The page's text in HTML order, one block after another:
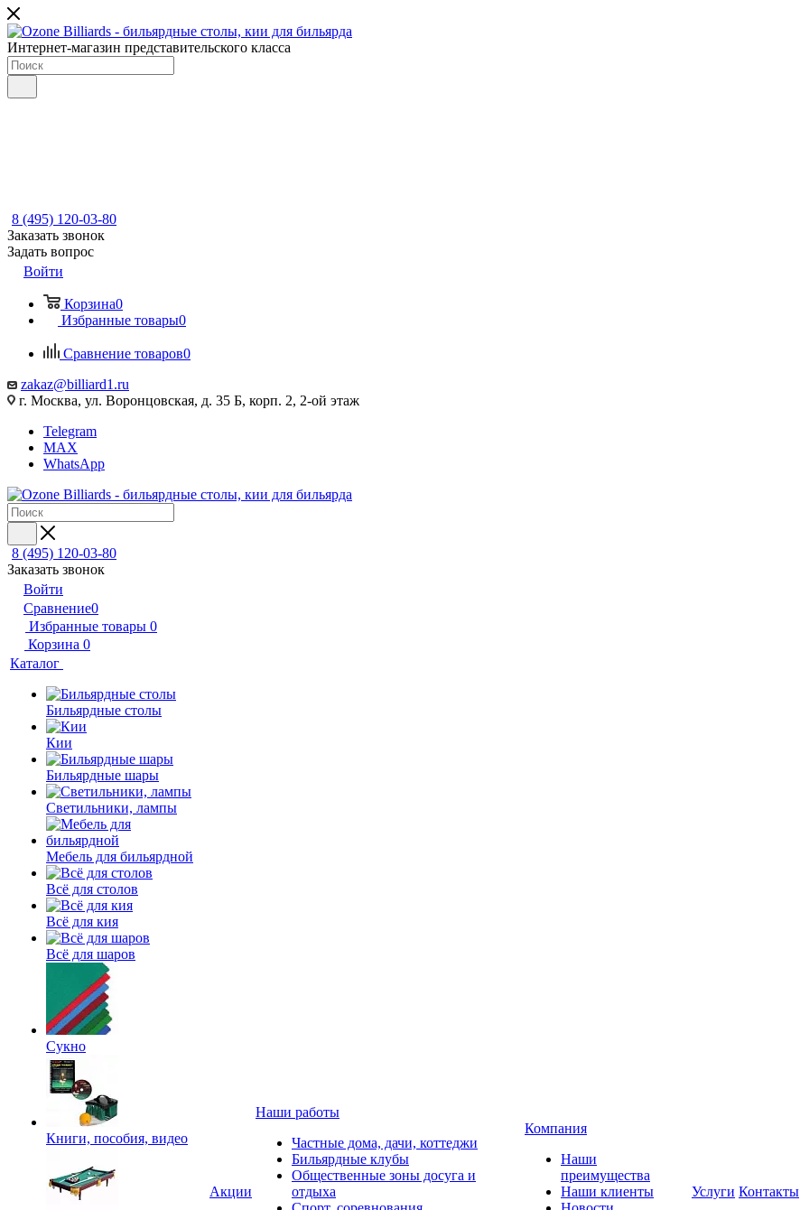
Интернет-магазин представительского класса
8 (495) 120-03-80
Заказать звонок
Задать вопрос
Войти
Корзина0
Избранные товары0
Сравнение товаров0
zakaz@billiard1.ru
г. Москва, ул. Воронцовская, д. 35 Б, корп. 2, 2-ой этаж
Telegram
MAX
WhatsApp
8 (495) 120-03-80
Заказать звонок
Войти
Сравнение0
Избранные товары 0
Корзина 0
Каталог
Бильярдные столы
Кии
Бильярдные шары
Светильники, лампы
Мебель для бильярдной
Всё для столов
Всё для кия
Всё для шаров
Сукно
Книги, пособия, видео
Акции
Наши работы
Частные дома, дачи, коттеджи
Бильярдные клубы
Общественные зоны досуга и
отдыха
Компания
Наши
преимущества
Наши клиенты
Услуги Контакты